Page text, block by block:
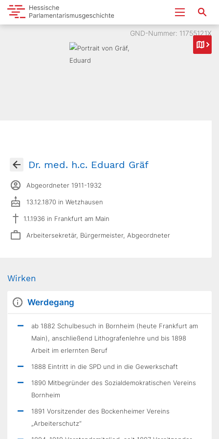
GND-Nummer: 11755121X
Dr. med. h.c. Eduard Gräf
Abgeordneter 1911-1932
13.12.1870 in Wetzhausen
1.1.1936 in Frankfurt am Main
Arbeitersekretär, Bürgermeister, Abgeordneter
Wirken
Werdegang
ab 1882 Schulbesuch in Bornheim (heute Frankfurt am
Main), anschließend Lithografenlehre und bis 1898
Arbeit im erlernten Beruf
1888 Eintritt in die SPD und in die Gewerkschaft
1890 Mitbegründer des Sozialdemokratischen Vereins
Bornheim
1891 Vorsitzender des Bockenheimer Vereins
„Arbeiterschutz“